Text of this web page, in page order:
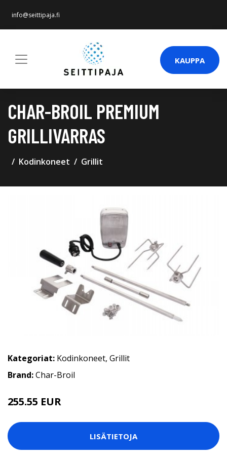
info@seittipaja.fi
KAUPPA
CHAR-BROIL PREMIUM
GRILLIVARRAS
Kodinkoneet Grillit
Kategoriat: Kodinkoneet, Grillit
Brand:Char-Broil
255.55 EUR
LISÄTIETOJA